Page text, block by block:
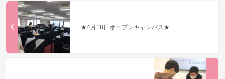
★4月18日オープンキャンパス★